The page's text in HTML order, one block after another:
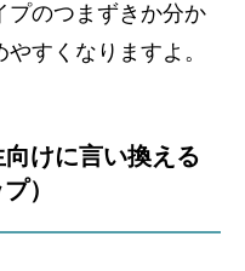
プのつまずきか分か
すくなりますよ。
けに言い換える
）